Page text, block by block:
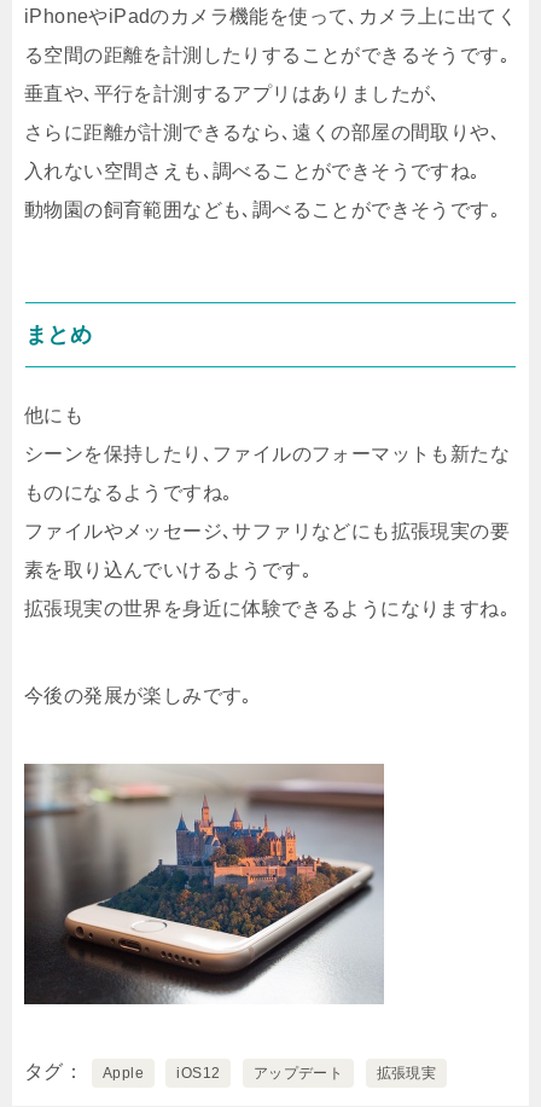
iPhoneやiPadのカメラ機能を使って､カメラ上に出てく
る空間の距離を計測したりすることができるそうです｡
垂直や､平行を計測するアプリはありましたが､
さらに距離が計測できるなら､遠くの部屋の間取りや､
入れない空間さえも､調べることができそうですね｡
動物園の飼育範囲なども､調べることができそうです｡
まとめ
他にも
シーンを保持したり､ファイルのフォーマットも新たな
ものになるようですね｡
ファイルやメッセージ､サファリなどにも拡張現実の要
素を取り込んでいけるようです｡
拡張現実の世界を身近に体験できるようになりますね｡
今後の発展が楽しみです｡
タグ Apple iOS12 アップデート 拡張現実